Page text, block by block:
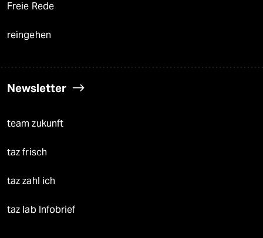
Freie Rede
reingehen
Newsletter
team zukunft
taz frisch
taz zahl ich
taz lab Infobrief